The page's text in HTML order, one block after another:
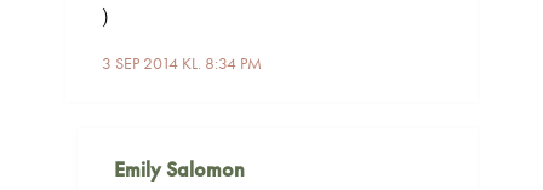
3 SEP 2014 KL. 8:34 PM
)
Emily Salomon